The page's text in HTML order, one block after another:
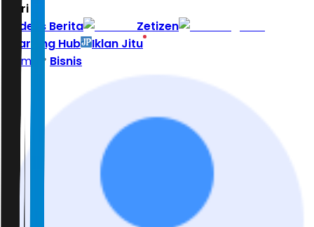
Hari ini
Indeks Berita
Zetizen
Learning Hub
Iklan Jitu
Home
Bisnis